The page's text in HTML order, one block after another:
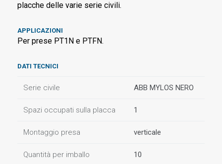
placche delle varie serie civili.
APPLICAZIONI
Per prese PT1N e PTFN.
DATI TECNICI
Serie civile ABB MYLOS NERO
Spazi occupati sulla placca 1
Montaggio presa verticale
Quantità per imballo 10